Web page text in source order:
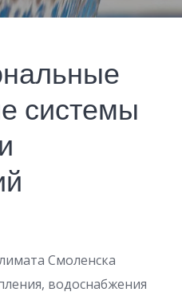
системы
Смоленска
водоснабжения